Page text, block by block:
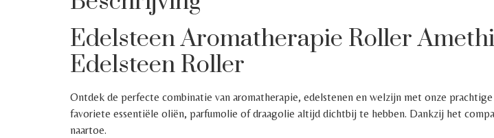
Edelsteen Aromatherapie Roller
Edelsteen Roller
Ontdek de perfecte combinatie van aromatherapie, edelstenen en welzijn met onze
favoriete essentiële oliën, parfumolie of draagolie altijd dichtbij te hebben. Dankzij het
naartoe.